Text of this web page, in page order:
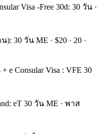
Visa -Free 30d: 30 วัน ·
30 วัน ME · $20 · 20 ·
+ e Consular Visa : VFE 30
eT 30 วัน ME · พาส